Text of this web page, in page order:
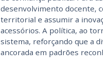
desenvolvimento docente,
territorial e assumir a
acessórios. A política, ao
sistema, reforçando que a
ancorada em padrões